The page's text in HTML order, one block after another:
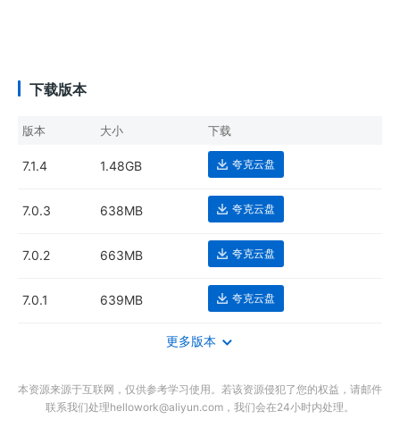
下载版本
版本 大小 下载
7.1.4 1.48GB 夸克云盘
7.0.3 638MB 夸克云盘
7.0.2 663MB 夸克云盘
7.0.1 639MB 夸克云盘
更多版本
本资源来源于互联网，仅供参考学习使用。若该资源侵犯了您的权益，请邮件
联系我们处理hellowork@aliyun.com，我们会在24小时内处理。